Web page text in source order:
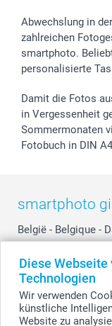
Diese Webseite
Technologien
Wir verwenden
künstliche
Website zu
Widerrufsrecht
Zu allen Anlässen
Status der
smartfriends
smartgarantie
smartbonus
Abwechslung in
zahlreichen
smartphoto.
personalisierte
Damit die Fotos
in Vergessenheit
Sommermonaten
Fotobuch in DIN
smartphoto
België - Belgique -
Switzerland - Suomi
Other Countries